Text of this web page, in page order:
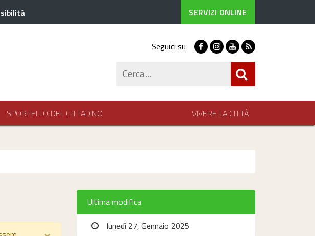
SERVIZI ONLINE
Seguici su FacebookInstagram
Youtube
RSS
SPORTELLO DEL CITTADINO VIVERE LA CITTÀ
Ultima modifica
lunedì 27, Gennaio 2025